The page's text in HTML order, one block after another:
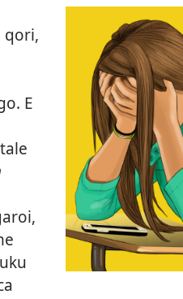
qori,
E